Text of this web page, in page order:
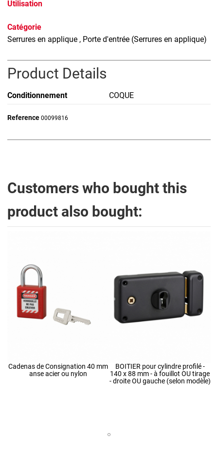
Utilisation
Catégorie
Serrures en applique , Porte d'entrée (Serrures en applique)
Product Details
Conditionnement COQUE
Reference 00099816
Customers who bought this
product also bought:
Cadenas de Consignation 40 mm
anse acier ou nylon
BOITIER pour cylindre profilé -
140 x 88 mm - à fouillot OU tirage
- droite OU gauche (selon modèle)